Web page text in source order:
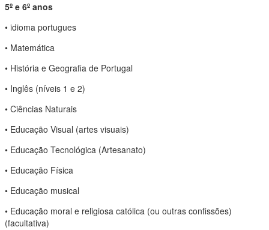
5º e 6º anos
• idioma portugues
• Matemática
• História e Geografia de Portugal
• Inglês (níveis 1 e 2)
• Ciências Naturais
• Educação Visual (artes visuais)
• Educação Tecnológica (Artesanato)
• Educação Física
• Educação musical
• Educação moral e religiosa católica (ou outras confissões)
(facultativa)